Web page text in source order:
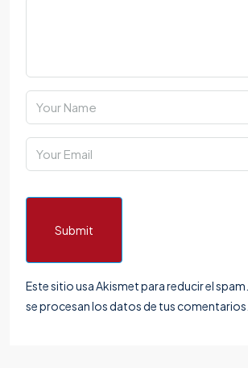
Submit
Este sitio usa Akismet para reducir el spam.
se procesan los datos de tus comentarios.